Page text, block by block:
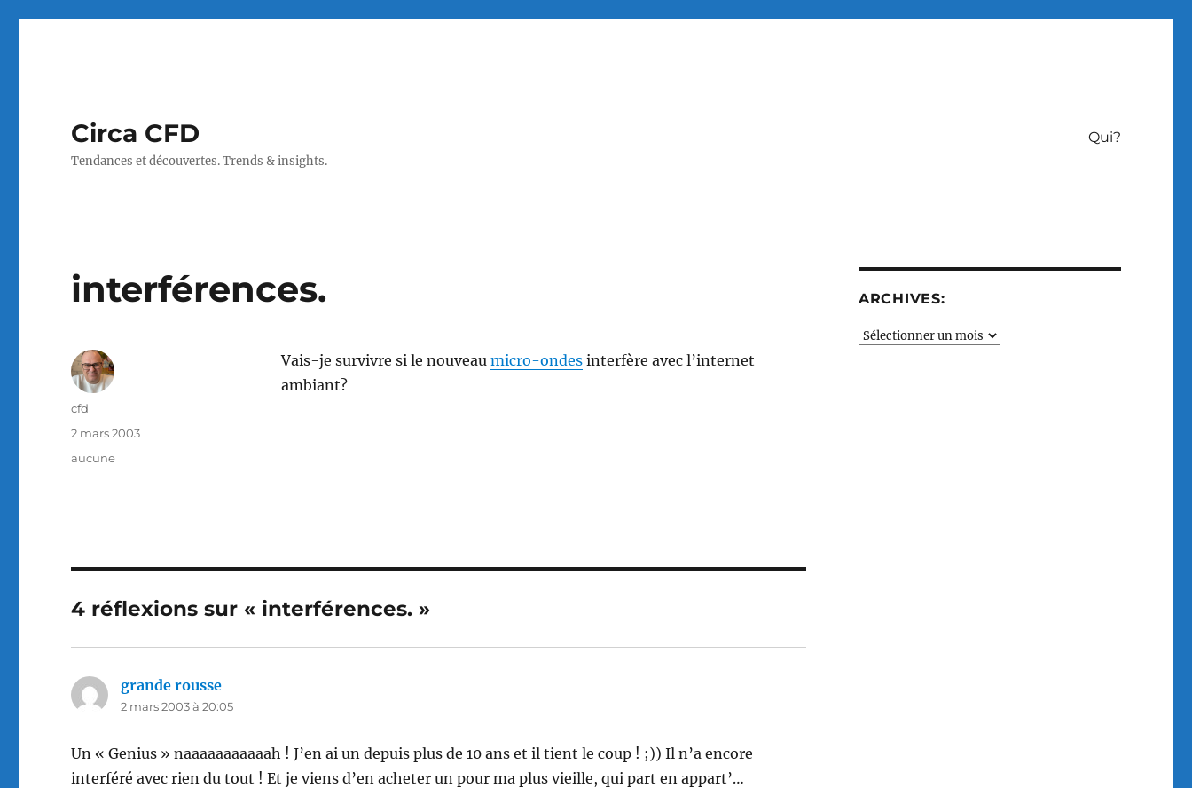
Circa CFD
Tendances et découvertes. Trends & insights.
Qui?
interférences.
Vais-je survivre si le nouveau micro-ondesinterfère avec l’internet
ambiant?
Auteur
cfd
Publié
2 mars 2003
Catégories
aucune
4 réflexions sur « interférences. »
grande rousse
2 mars 2003 à 20:05
Un « Genius » naaaaaaaaaaah ! J’en ai un depuis plus de 10 ans et il tient le coup ! ;)) Il n’a encore
interféré avec rien du tout ! Et je viens d’en acheter un pour ma plus vieille, qui part en appart’…
ARCHIVES:
Archives: